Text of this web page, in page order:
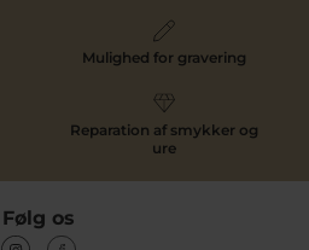
Mulighed for gravering
Reparation af smykker og
ure
Følg os